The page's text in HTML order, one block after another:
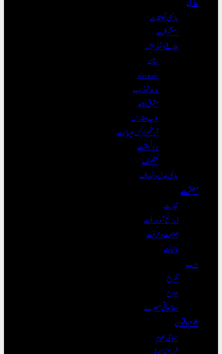
باہمی تعلقات
استشراقیت
علاقے و تہذیبیں
ستان
سندھ و ہند
بدھ تہذیب
مشرق بعید
عرب و فارس
آرتھوڈاکس عیسائیت
پروٹسٹنٹ
کیتھولک
عالمی عدل و انصاف
معیشت
تجارت
ذرائع آمدورفت
صنعت و حرفت
مالیات
ادب
تفریح
مزاح
مطالعاتی تبصرے
علوم و فنون
سماجی علوم